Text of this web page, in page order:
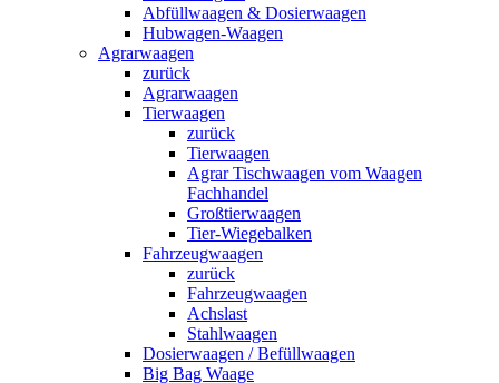
Abfüllwaagen & Dosierwaagen
Hubwagen-Waagen
Agrarwaagen
zurück
Agrarwaagen
Tierwaagen
zurück
Tierwaagen
Agrar Tischwaagen vom Waagen
Fachhandel
Großtierwaagen
Tier-Wiegebalken
Fahrzeugwaagen
zurück
Fahrzeugwaagen
Achslast
Stahlwaagen
Dosierwaagen / Befüllwaagen
Big Bag Waage